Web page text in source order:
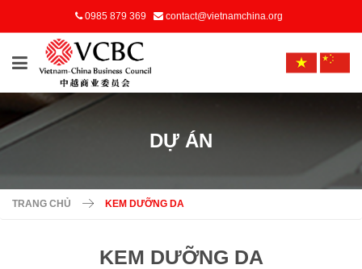
0985 879 369 contact@vietnamchina.org
DỰ ÁN
TRANG CHỦ KEM DƯỠNG DA
KEM DƯỠNG DA